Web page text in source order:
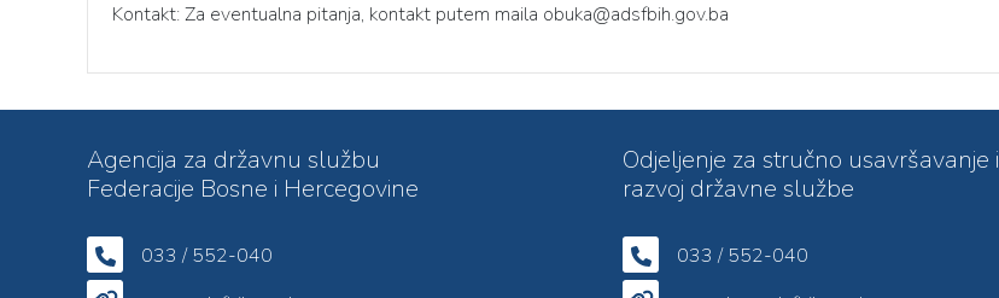
Kontakt: Za eventualna pitanja, kontakt putem maila obuka@adsfbih.gov.ba
Agencija za državnu službu
Federacije Bosne i Hercegovine
033 / 552-040
Odjeljenje za stručno usavršavanje i
razvoj državne službe
033 / 552-040